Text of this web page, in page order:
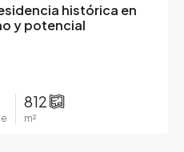
histórica en
y potencial
812
m²